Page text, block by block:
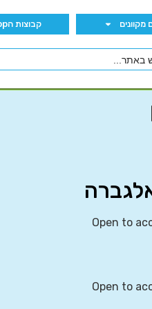
מקוונים קבוצות הWhatsApp
Open to
Open to